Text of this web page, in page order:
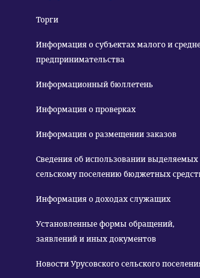
Торги
Информация о субъектах малого и
предпринимательства
Информационный бюллетень
Информация о проверках
Информация о размещении заказов
Сведения об использовании выделяемых
сельскому поселению бюджетных
Информация о доходах служащих
Установленные формы обращений,
заявлений и иных документов
Новости Урусовского сельского